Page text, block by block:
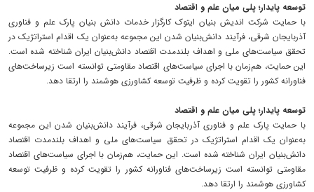
توسعه پایدار؛ پلی میان علم و اقتصاد
با حمایت شرکت اندیش بنیان ایتوک کارگزار خدمات دانش بنیان پارک علم و فناوری
آذربایجان شرقی، فرآیند دانش‌بنیان شدن این مجموعه به‌عنوان یک اقدام استراتژیک در
تحقق سیاست‌های ملی و اهداف بلندمدت اقتصاد دانش‌بنیان ایران شناخته شده است.
این حمایت، هم‌زمان با اجرای سیاست‌های اقتصاد مقاومتی توانسته است زیرساخت‌های
فناورانه کشور را تقویت کرده و ظرفیت توسعه کشاورزی هوشمند را ارتقا دهد.
توسعه پایدار؛ پلی میان علم و اقتصاد
با حمایت پارک علم و فناوری آذربایجان شرقی، فرآیند دانش‌بنیان شدن این مجموعه
به‌عنوان یک اقدام استراتژیک در تحقق سیاست‌های ملی و اهداف بلندمدت اقتصاد
دانش‌بنیان ایران شناخته شده است. این حمایت، هم‌زمان با اجرای سیاست‌های اقتصاد
مقاومتی توانسته است زیرساخت‌های فناورانه کشور را تقویت کرده و ظرفیت توسعه
کشاورزی هوشمند را ارتقا دهد.